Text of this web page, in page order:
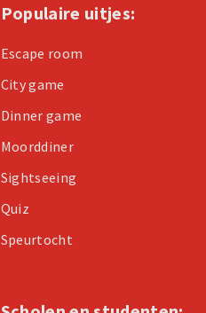
Populaire uitjes:
Escape room
City game
Dinner game
Moorddiner
Sightseeing
Quiz
Speurtocht